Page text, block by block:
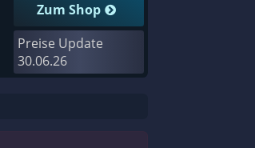
Zum Shop
Preise Update
30.06.26